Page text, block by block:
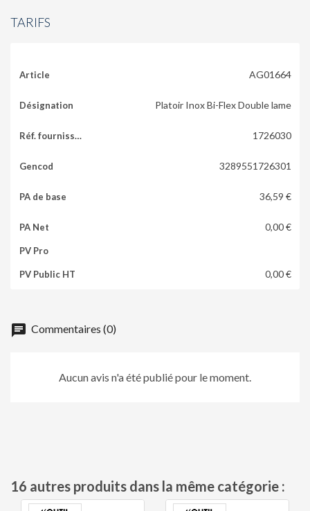
TARIFS
AG01664
Platoir Inox Bi-Flex Double lame
1726030
3289551726301
36,59 €
0,00 €
0,00 €
chat Commentaires (0)
Aucun avis n'a été publié pour le moment.
16 autres produits dans la même catégorie :